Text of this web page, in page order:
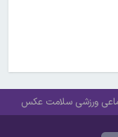
ورزشی سلامت عکس